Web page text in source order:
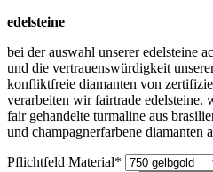
edelsteine
bei der auswahl unserer edelsteine
und die vertrauenswürdigkeit
konfliktfreie diamanten von
verarbeiten wir fairtrade edelsteine.
fair gehandelte turmaline aus
und champagnerfarbene diamanten
Pflichtfeld Material*